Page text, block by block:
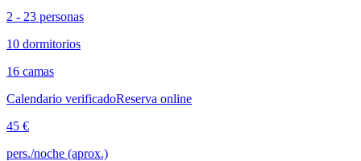
2 - 23 personas
10 dormitorios
16 camas
Calendario verificadoReserva online
45 €
pers./noche (aprox.)